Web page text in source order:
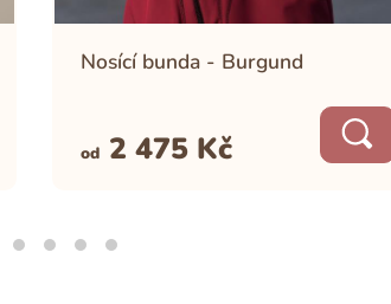
Nosící bunda - Burgund
od 2 475 Kč